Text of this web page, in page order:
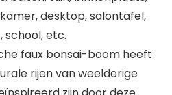
desktop, salontafel,
school, etc.
faux bonsai-boom heeft
rijen van weelderige